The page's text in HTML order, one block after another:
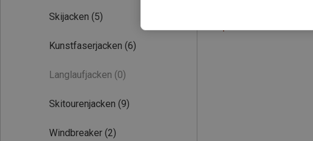
Skijacken (5)
Kunstfaserjacken (6)
Langlaufjacken (0)
Skitourenjacken (9)
Windbreaker (2)